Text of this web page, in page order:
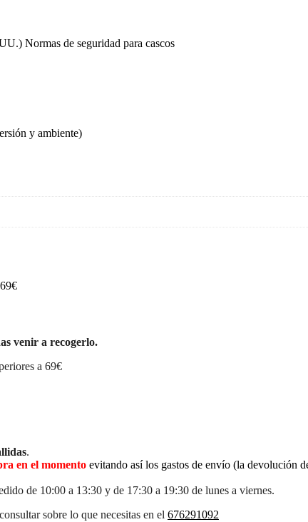
Normas de seguridad para cascos
y ambiente)
venir a recogerlo.
a 69€
.
en el momento evitando así los gastos de envío (la devolución
de 10:00 a 13:30 y de 17:30 a 19:30 de lunes a viernes.
sobre lo que necesitas en el 676291092